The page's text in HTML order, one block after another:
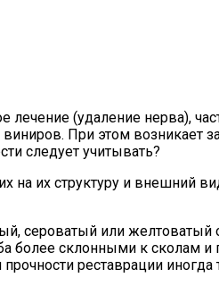
(удаление нерва),
При этом возникает
следует учитывать?
их структуру и внешний
сероватый или желтоватый
более склонными к сколам
реставрации иногда